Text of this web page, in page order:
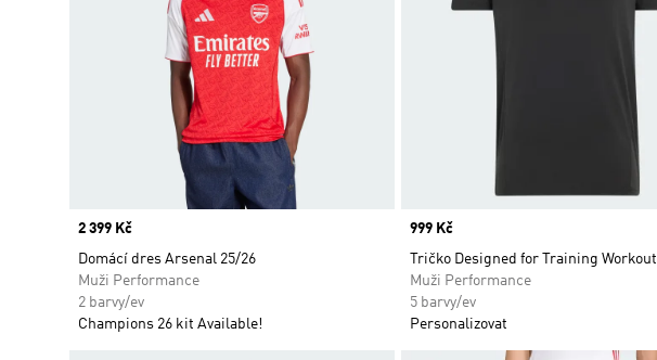
Price
2 399 Kč
Domácí dres Arsenal 25/26
Muži Performance
2 barvy/ev
Champions 26 kit Available!
Price
999 Kč
Tričko Designed for Training Workout
Muži Performance
5 barvy/ev
Personalizovat